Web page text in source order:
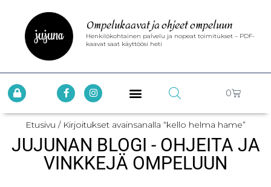
Ompelukaavat ja ohjeet ompeluun
Henkilökohtainen palvelu ja nopeat toimitukset – PDF-
kaavat saat käyttöösi heti
0
Etusivu / Kirjoitukset avainsanalla “kello helma hame”
JUJUNAN BLOGI - OHJEITA JA
VINKKEJÄ OMPELUUN